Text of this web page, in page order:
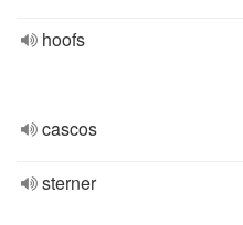
hoofs
cascos
sterner